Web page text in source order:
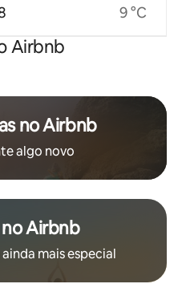
9 °C
Airbnb
no Airbnb
algo novo
Airbnb
mais especial